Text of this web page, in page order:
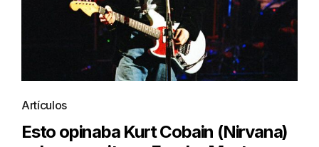
Artículos
Esto opinaba Kurt Cobain (Nirvana)